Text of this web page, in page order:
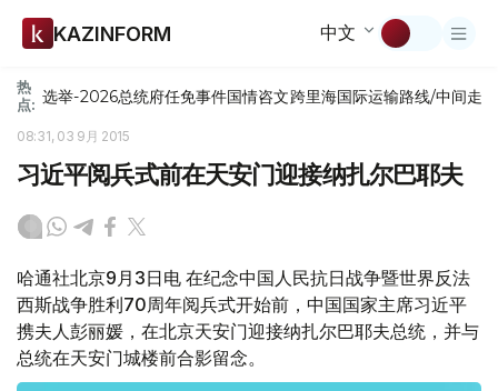
KAZINFORM 中文
热
点: 选举-2026总统府任免事件国情咨文跨里海国际运输路线/中间走廊
08:31, 03 9月 2015
习近平阅兵式前在天安门迎接纳扎尔巴耶夫
哈通社北京9月3日电 在纪念中国人民抗日战争暨世界反法
西斯战争胜利70周年阅兵式开始前，中国国家主席习近平
携夫人彭丽媛，在北京天安门迎接纳扎尔巴耶夫总统，并与
总统在天安门城楼前合影留念。